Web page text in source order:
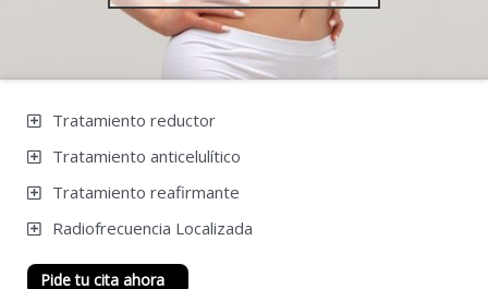
Tratamiento reductor
Tratamiento anticelulítico
Tratamiento reafirmante
Radiofrecuencia Localizada
Pide tu cita ahora